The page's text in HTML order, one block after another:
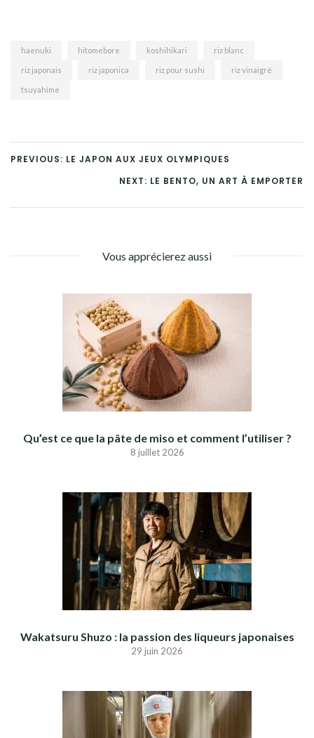
haenuki hitomebore koshihikari riz blanc
riz japonais riz japonica riz pour sushi riz vinaigré
tsuyahime
PREVIOUS: LE JAPON AUX JEUX OLYMPIQUES
NEXT: LE BENTO, UN ART À EMPORTER
Vous apprécierez aussi
Qu’est ce que la pâte de miso et comment l’utiliser ?
8 juillet 2026
Wakatsuru Shuzo : la passion des liqueurs japonaises
29 juin 2026